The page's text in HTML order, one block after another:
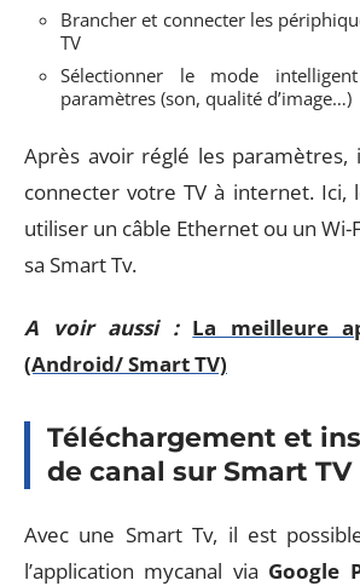
Brancher et connecter les
TV
Sélectionner le mode
paramètres (son, qualité d’image…)
Après avoir réglé les paramètres,
connecter votre TV à internet. Ici,
utiliser un câble Ethernet ou un
sa Smart Tv.
A voir aussi : La meilleure
(Android/ Smart TV)
Téléchargement et
de canal sur Smart TV
Avec une Smart Tv, il est
l’application mycanal via Google